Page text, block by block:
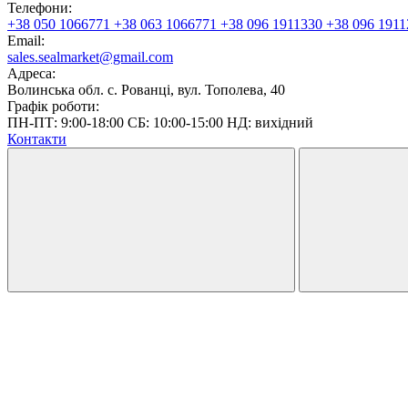
Телефони:
+38 050 1066771 +38 063 1066771 +38 096 1911330 +38 096
Email:
sales.sealmarket@gmail.com
Адреса:
Волинська обл. с. Рованці, вул. Тополева, 40
Графік роботи:
ПН-ПТ: 9:00-18:00 СБ: 10:00-15:00 НД: вихідний
Контакти